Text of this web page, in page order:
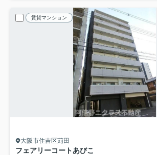
賃貸マンション
大阪市住吉区苅田
フェアリーコートあびこ